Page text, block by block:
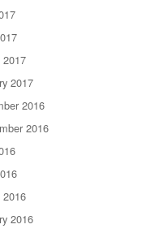
2017
2017
2016
2016
2016
2016